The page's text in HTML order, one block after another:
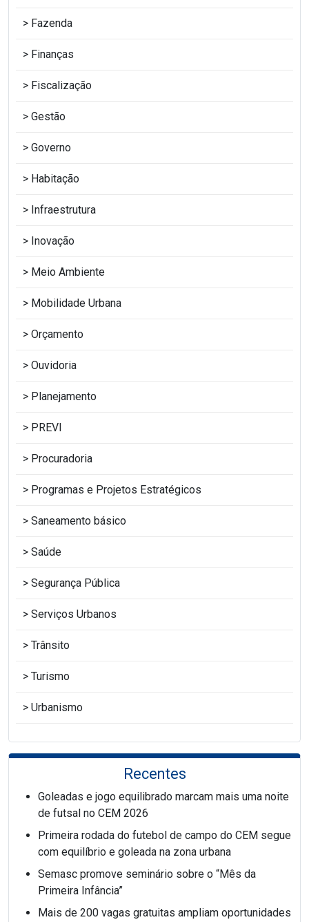
Fazenda
Finanças
Fiscalização
Gestão
Governo
Habitação
Infraestrutura
Inovação
Meio Ambiente
Mobilidade Urbana
Orçamento
Ouvidoria
Planejamento
PREVI
Procuradoria
Programas e Projetos Estratégicos
Saneamento básico
Saúde
Segurança Pública
Serviços Urbanos
Trânsito
Turismo
Urbanismo
Recentes
Goleadas e jogo equilibrado marcam mais uma noite
de futsal no CEM 2026
Primeira rodada do futebol de campo do CEM segue
com equilíbrio e goleada na zona urbana
Semasc promove seminário sobre o “Mês da
Primeira Infância”
Mais de 200 vagas gratuitas ampliam oportunidades